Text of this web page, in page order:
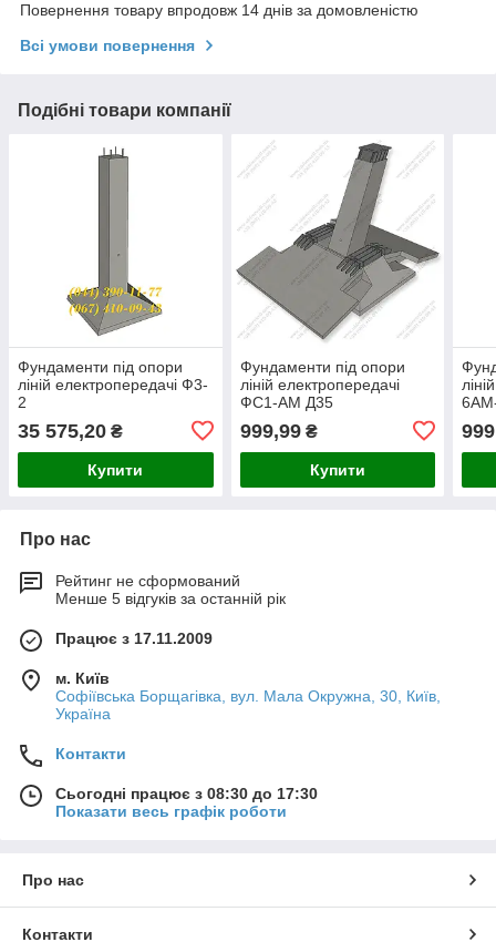
Повернення товару впродовж 14 днів за домовленістю
Всі умови повернення
Подібні товари компанії
Фундаменти під опори
ліній електропередачі Ф3-
2
35 575,20 ₴
Купити
Фундаменти під опори
ліній електропередачі
ФС1-АМ Д35
999,99₴
Купити
Про нас
Рейтинг не сформований
Менше 5 відгуків за останній рік
Працює з 17.11.2009
м. Київ
Софіївська Борщагівка, вул. Мала Окружна, 30, Київ,
Україна
Контакти
Сьогодні працює з 08:30 до 17:30
Показати весь графік роботи
Про нас
Контакти